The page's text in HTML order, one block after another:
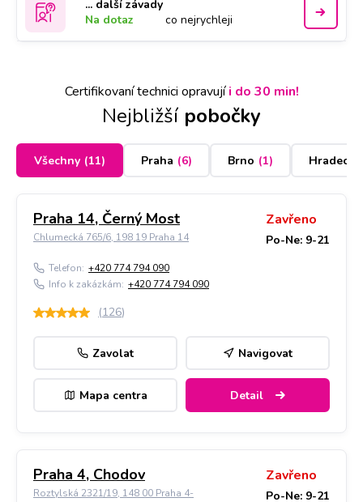
... další závady
Na dotaz
co nejrychleji
Certifikovaní technici opravujíi do 30 min!
Nejbližší pobočky
Všechny (11) Praha (6) Brno (1) Hradec
Praha 14, Černý Most
Chlumecká 765/6, 198 19 Praha 14
Zavřeno
Po-Ne: 9-21
Telefon: +420 774 794 090
Info k zakázkám: +420 774 794 090
(126)
Zavolat Navigovat
Mapa centra Detail
Praha 4, Chodov
Roztylská 2321/19, 148 00 Praha 4-
Zavřeno
Po-Ne: 9-21